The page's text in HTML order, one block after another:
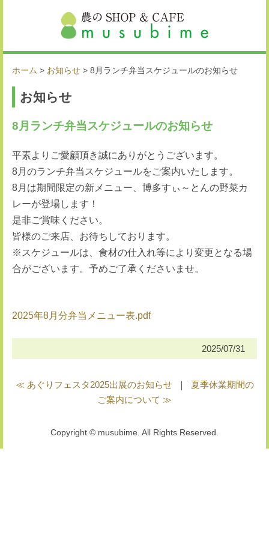
ホーム > お知らせ > 8月ランチ弁当スケジュールのお知らせ
お知らせ
8月ランチ弁当スケジュールのお知らせ
平素よりご愛顧頂き誠にありがとうございます。
8月のランチ弁当スケジュールをご案内いたします。
8月は期間限定の新メニュー、博多すぃ～とんの野菜カ
レーが登場します！
是非ご賞味ください。
皆様のご来店、お待ちしております。
※スケジュールは、食材の仕入れ等により変更となる場
合がございます。予めご了承くださいませ。
2025年8月分弁当メニュー表.pdf
2025/07/31
≪ あぐりフェスタ2025出展のお知らせ｜ 夏季休業期間の
ご案内について ≫
Copyright © musubime. All Rights Reserved.